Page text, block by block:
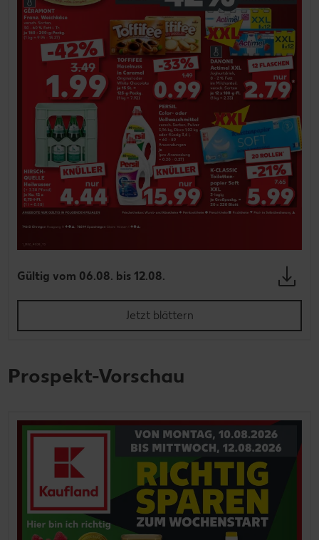
Gültig vom 06.08. bis 12.08.
Jetzt blättern
Prospekt-Vorschau